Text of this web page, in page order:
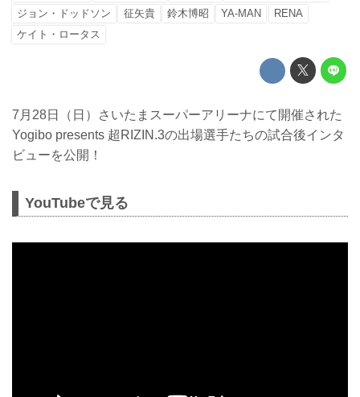
ジョン・ドッドソン
征矢貴 鈴木博昭 YA-MAN
RENA
ケイト・ロータス
7月28日（日）さいたまスーパーアリーナにて開催された
Yogibo presents 超RIZIN.3の出場選手たちの試合後インタ
ビューを公開！
YouTubeで見る